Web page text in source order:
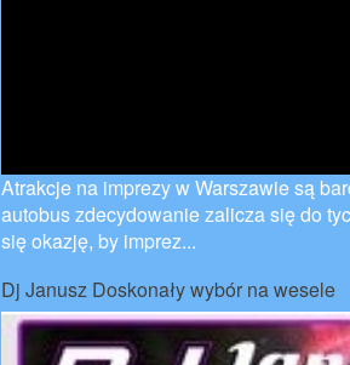
Atrakcje na imprezy w Warszawie są
autobus zdecydowanie zalicza się do
się okazję, by imprez...
Dj Janusz Doskonały wybór na wesele